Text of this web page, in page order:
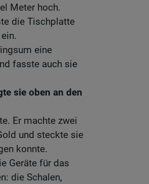
Meter hoch.
die Tischplatte
eine
fasste auch sie
sie oben an den
Er machte zwei
und steckte sie
konnte.
Geräte für das
die Schalen,